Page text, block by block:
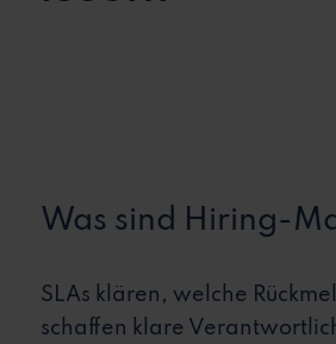
Was sind Hiring-
SLAs klären, welche
schaffen klare